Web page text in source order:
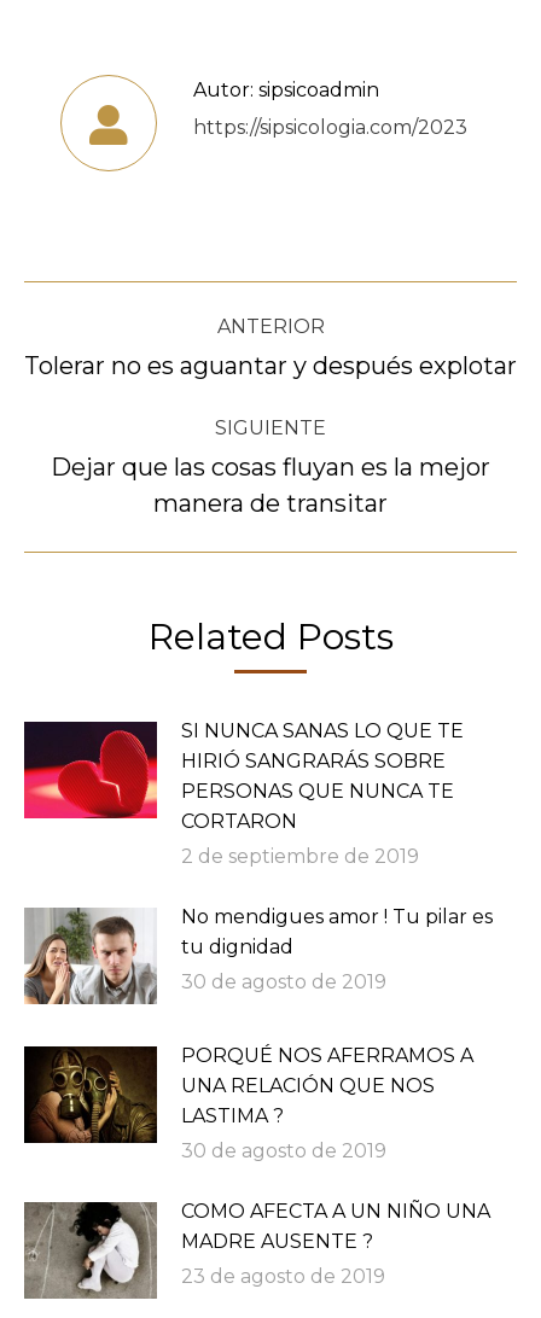
Autor: sipsicoadmin
https://sipsicologia.com/2023
Navegación
entre
publicaciones
ANTERIOR
Publicación
Tolerar no es aguantar y después explotar
SIGUIENTE
Publicación
siguiente:
Dejar que las cosas fluyan es la mejor
manera de transitar
Related Posts
SI NUNCA SANAS LO QUE TE
HIRIÓ SANGRARÁS SOBRE
PERSONAS QUE NUNCA TE
CORTARON
2 de septiembre de 2019
No mendigues amor ! Tu pilar es
tu dignidad
30 de agosto de 2019
PORQUÉ NOS AFERRAMOS A
UNA RELACIÓN QUE NOS
LASTIMA ?
30 de agosto de 2019
COMO AFECTA A UN NIÑO UNA
MADRE AUSENTE ?
23 de agosto de 2019